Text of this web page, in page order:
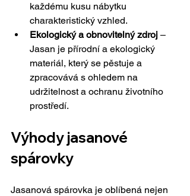
každému kusu nábytku
charakteristický vzhled.
Ekologický a obnovitelný zdroj –
Jasan je přírodní a ekologický
materiál, který se pěstuje a
zpracovává s ohledem na
udržitelnost a ochranu životního
prostředí.
Výhody jasanové
spárovky
Jasanová spárovka je oblíbená nejen